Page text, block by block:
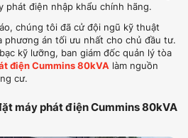
phát điện nhập khẩu chính hãng.
chúng tôi đã cử đội ngũ kỹ thuật
phương án tối ưu nhất cho chủ đầu tư.
kỹ lưỡng, ban giám đốc quản lý tòa
điện Cummins 80kVA làm nguồn
cư.
máy phát điện Cummins 80kVA